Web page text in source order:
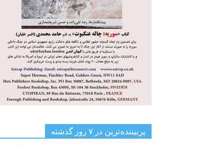
پربیننده‌ترین‌ در ۷ روز گذشته